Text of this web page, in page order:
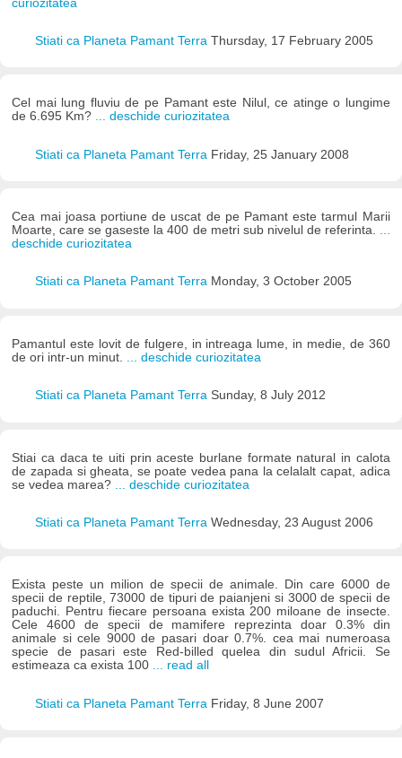
curiozitatea
Stiati ca Planeta Pamant Terra Thursday, 17 February 2005
Cel mai lung fluviu de pe Pamant este Nilul, ce atinge o lungime
de 6.695 Km? ... deschide curiozitatea
Stiati ca Planeta Pamant Terra Friday, 25 January 2008
Cea mai joasa portiune de uscat de pe Pamant este tarmul Marii
Moarte, care se gaseste la 400 de metri sub nivelul de referinta. ...
deschide curiozitatea
Stiati ca Planeta Pamant Terra Monday, 3 October 2005
Pamantul este lovit de fulgere, in intreaga lume, in medie, de 360
de ori intr-un minut.
... deschide curiozitatea
Stiati ca Planeta Pamant Terra Sunday, 8 July 2012
Stiai ca daca te uiti prin aceste burlane formate natural in calota
de zapada si gheata, se poate vedea pana la celalalt capat, adica
se vedea marea?
... deschide curiozitatea
Stiati ca Planeta Pamant Terra Wednesday, 23 August 2006
Exista peste un milion de specii de animale. Din care 6000 de
specii de reptile, 73000 de tipuri de paianjeni si 3000 de specii de
paduchi. Pentru fiecare persoana exista 200 miloane de insecte.
Cele 4600 de specii de mamifere reprezinta doar 0.3% din
animale si cele 9000 de pasari doar 0.7%. cea mai numeroasa
specie de pasari este Red-billed quelea din sudul Africii. Se
estimeaza ca exista 100 ... read all
Stiati ca Planeta Pamant Terra Friday, 8 June 2007